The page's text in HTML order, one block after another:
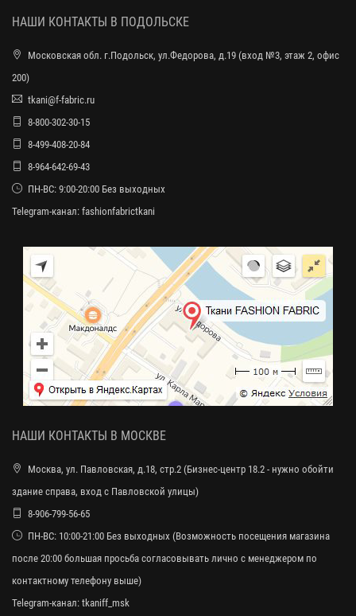
НАШИ КОНТАКТЫ В ПОДОЛЬСКЕ
Московская обл. г.Подольск, ул.Федорова, д.19 (вход №3, этаж 2, офис
200)
tkani@f-fabric.ru
8-800-302-30-15
8-499-408-20-84
8-964-642-69-43
ПН-ВС: 9:00-20:00 Без выходных
Telegram-канал: fashionfabrictkani
НАШИ КОНТАКТЫ В МОСКВЕ
Москва, ул. Павловская, д.18, стр.2 (Бизнес-центр 18.2 - нужно обойти
здание справа, вход с Павловской улицы)
8-906-799-56-65
ПН-ВС: 10:00-21:00 Без выходных (Возможность посещения магазина
после 20:00 большая просьба согласовывать лично с менеджером по
контактному телефону выше)
Telegram-канал: tkaniff_msk